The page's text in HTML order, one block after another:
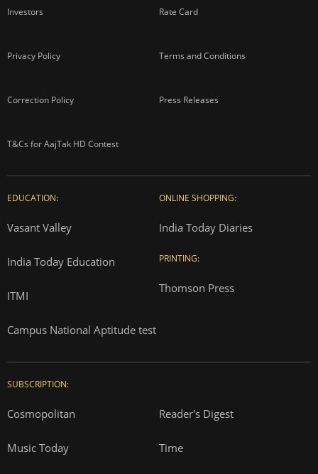
Investors Rate Card
Privacy Policy Terms and Conditions
Correction Policy Press Releases
T&Cs for AajTak HD Contest
EDUCATION:
Vasant Valley
India Today Education
ITMI
Campus National Aptitude test
ONLINE SHOPPING:
India Today Diaries
PRINTING:
Thomson Press
SUBSCRIPTION:
Cosmopolitan Reader's Digest
Music Today Time